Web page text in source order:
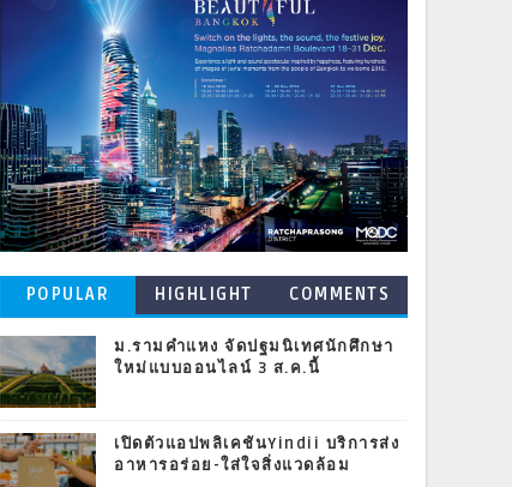
POPULAR
POSTS
HIGHLIGHT COMMENTS
ม.รามคำแหง จัดปฐมนิเทศนักศึกษา
ใหม่แบบออนไลน์ 3 ส.ค.นี้
เปิดตัวแอปพลิเคชันYindii บริการส่ง
อาหารอร่อย-ใส่ใจสิ่งแวดล้อม